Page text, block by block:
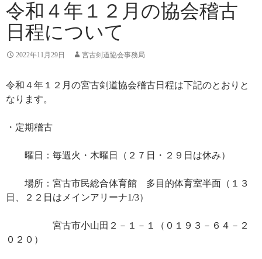
令和４年１２月の協会稽古
日程について
2022年11月29日 宮古剣道協会事務局
令和４年１２月の宮古剣道協会稽古日程は下記のとおりと
なります。
・定期稽古
曜日：毎週火・木曜日（２７日・２９日は休み）
場所：宮古市民総合体育館 多目的体育室半面（１３
日、２２日はメインアリーナ1/3）
宮古市小山田２－１－１（０１９３－６４－２
０２０）